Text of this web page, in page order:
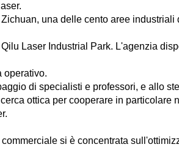
una delle cento aree industriali
Laser Industrial Park. L'agenzia
operativo.
di specialisti e professori, e allo
ottica per cooperare in particolare
si è concentrata